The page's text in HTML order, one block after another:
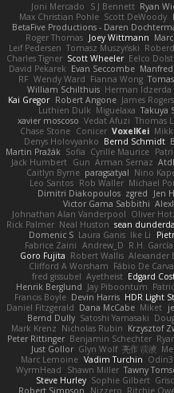
Joni Mercado S J Bennett Ryan
Max Christian Pohle Scott DeWoody
BetaFive Productions - Daren
Roger Thomas Joey Wittmann
Leif Pedersen Tomasz Muszyński
Charles Tigner Scott Wheeler Eelco
David Pekarek Evan Seccombe
RF Wendy Ward Fianna Wong
William Schilthuis Herman Idzerda
Kai Gregor Robert Angone James Rogers
Luthien Dulk Miguelaxa Takuya
xavier moscoso Vedat Afuzi Thomas
Chase Stone Conicer VoxelKei
Denys Holovyanko Bernd Schmidt
Martin Pražák Sofia Cyrille Maurice
Jack Humbert Gun Arman Sernaz
Caitlyn Byrne paragsatyal Nino
Leo Santos Rob Waller Michael
Dimitri Diakopoulos zgred Jen
Victor Gama Sabbithi
Johnathan Alan Vanderpool Oliver
Rick Palmer Neal Huston sean
Domenic S Laura Ganis Ike Li
Fabrice Zaini Andrew_D R.H. García
Goro Fujita Robert Wallis Alexander
Clifford A Worsham Fábio De
fred gissubel Ayetheist Edgard
Henrik Berglund Jay Piboontum
Francis Boyle Devin Harris HDR Light
Daniel Fitzgerald Dana McCabe Miket
Bernd Dully Satoshi Yamasaki
Mark Krenz Nicholas Rubin Krzysztof
Peter Rittinger Benjamin Schechter
Just Gollor Glyn Wolf 亮作 淡波
Marc Lemoine Vadim Turchin
WyrmHead
Shawn Miller Tawny
Steve Hurley Sophie Gilbert
Robert Simpson
Nizzero Ritchie